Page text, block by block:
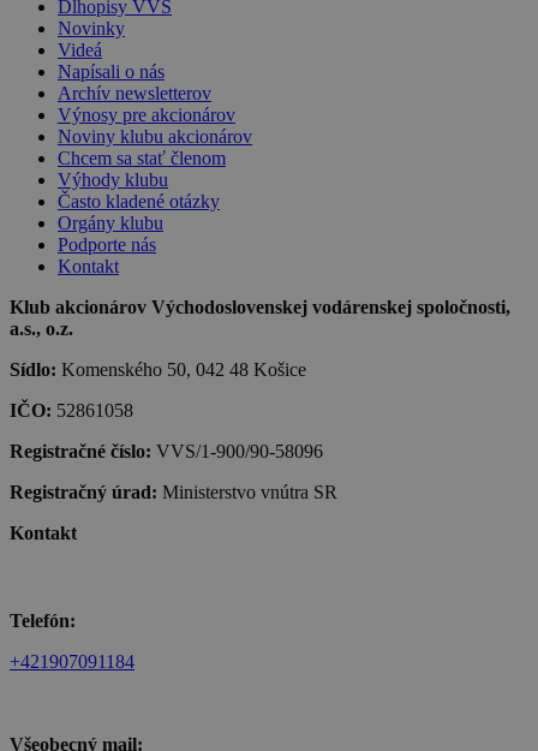
Dlhopisy VVS
Novinky
Videá
Napísali o nás
Archív newsletterov
Výnosy pre akcionárov
Noviny klubu akcionárov
Chcem sa stať členom
Výhody klubu
Často kladené otázky
Orgány klubu
Podporte nás
Kontakt
Klub akcionárov Východoslovenskej vodárenskej spoločnosti,
a.s., o.z.
Sídlo: Komenského 50, 042 48 Košice
IČO: 52861058
Registračné číslo: VVS/1-900/90-58096
Registračný úrad: Ministerstvo vnútra SR
Kontakt
Telefón:
+421907091184
Všeobecný mail: